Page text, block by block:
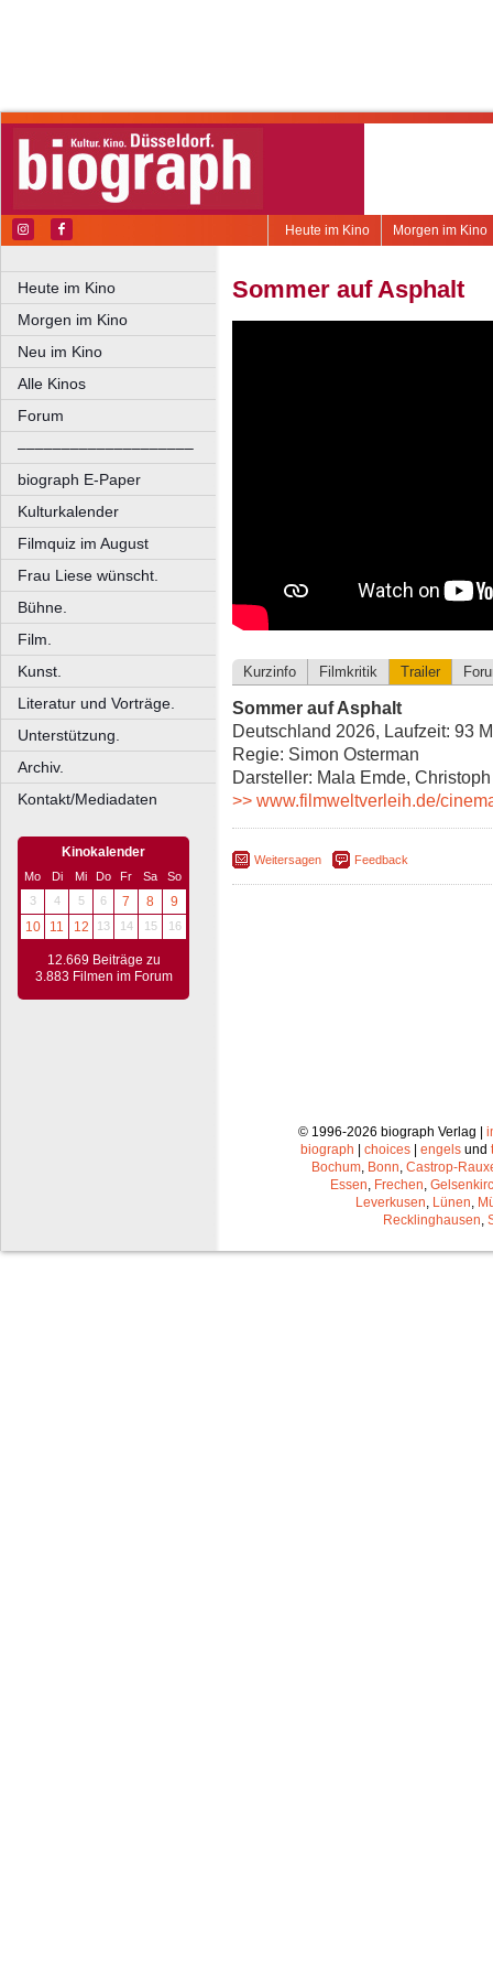
Morgen im Kino
Heute im Kino
Heute im Kino
Morgen im Kino
Neu im Kino
Alle Kinos
Forum
––––––––––––––––––––
biograph E-Paper
Kulturkalender
Filmquiz im August
Frau Liese wünscht.
Bühne.
Film.
Kunst.
Literatur und Vorträge.
Unterstützung.
Archiv.
Kontakt/Mediadaten
Kinokalender
Mo Di Mi Do Fr Sa
So
3
4 5 6 7 8
9
10
11 12 13 14 15 16
12.669 Beiträge zu
3.883 Filmen im Forum
Sommer auf Asphalt
Kurzinfo Filmkritik Trailer
Sommer auf Asphalt
Deutschland 2026, Laufzeit: 93
Regie: Simon Osterman
Darsteller: Mala Emde,
>> www.filmweltverleih.de/
Weitersagen Feedback
© 1996-2026 biograph Verlag |
biograph
choices engels und
Bochum, Bonn, Castrop-
Essen, Frechen,
Leverkusen, Lünen,
Recklinghausen,